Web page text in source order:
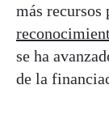
más recursos
se ha
de la